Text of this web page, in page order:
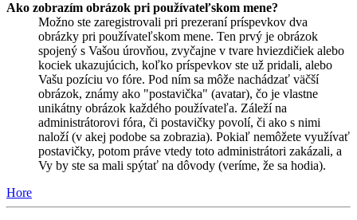
Ako zobrazím obrázok pri používateľskom mene?
Možno ste zaregistrovali pri prezeraní príspevkov dva
obrázky pri používateľskom mene. Ten prvý je obrázok
spojený s Vašou úrovňou, zvyčajne v tvare hviezdičiek alebo
kociek ukazujúcich, koľko príspevkov ste už pridali, alebo
Vašu pozíciu vo fóre. Pod ním sa môže nachádzať väčší
obrázok, známy ako "postavička" (avatar), čo je vlastne
unikátny obrázok každého používateľa. Záleží na
administrátorovi fóra, či postavičky povolí, či ako s nimi
naloží (v akej podobe sa zobrazia). Pokiaľ nemôžete využívať
postavičky, potom práve vtedy toto administrátori zakázali, a
Vy by ste sa mali spýtať na dôvody (veríme, že sa hodia).
Hore